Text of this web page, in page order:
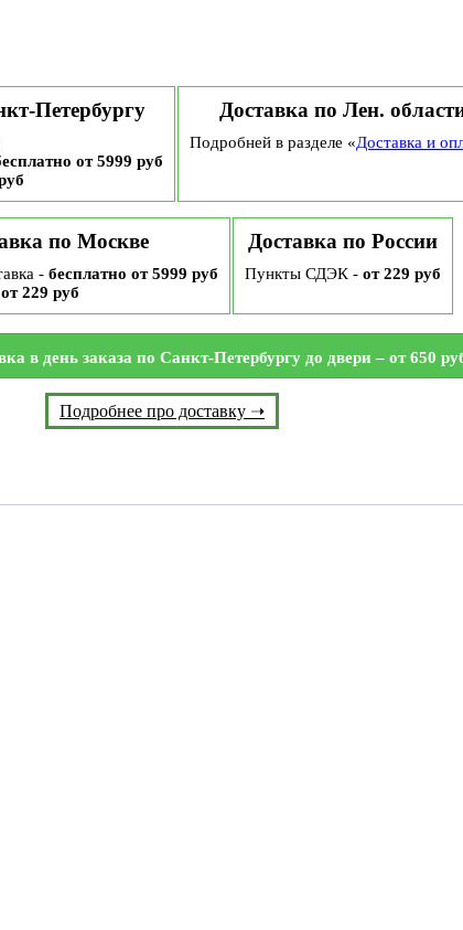
Петербургу
от 5999 руб
Доставка по Лен.
Подробней в разделе «Доставка и
по Москве
- бесплатно от 5999 руб
от 229 руб
Доставка по России
Пункты СДЭК - от 229 руб
в день заказа по Санкт-Петербургу до двери – от 650
Подробнее про доставку ➝